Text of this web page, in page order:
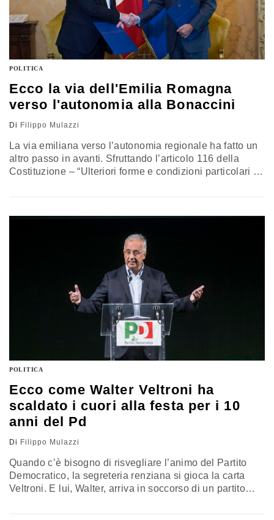
POLITICA
Ecco la via dell'Emilia Romagna
verso l'autonomia alla Bonaccini
Di Filippo Mulazzi
La via emiliana verso l’autonomia regionale ha fatto un
altro passo in avanti. Sfruttando l’articolo 116 della
Costituzione – “Ulteriori forme e condizioni particolari di
POLITICA
Ecco come Walter Veltroni ha
scaldato i cuori alla festa per i 10
anni del Pd
Di Filippo Mulazzi
Quando c’è bisogno di risvegliare l’animo del Partito
Democratico, la segreteria renziana si gioca la carta
Veltroni. E lui, Walter, arriva in soccorso di un partito